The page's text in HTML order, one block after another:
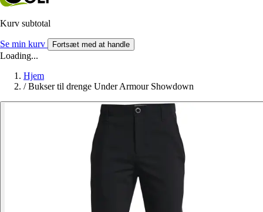
Kurv subtotal
Se min kurv Fortsæt med at handle
Loading...
Hjem
/ Bukser til drenge Under Armour Showdown